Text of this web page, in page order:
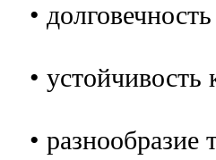
•
• устойчивость
• разнообразие